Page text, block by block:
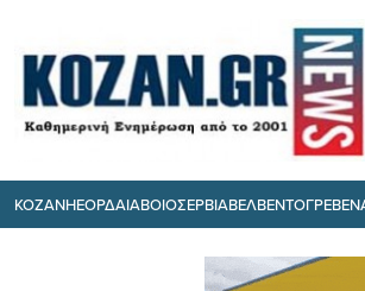
ΚΟΖΑΝΗΕΟΡΔΑΙΑΒΟΙΟΣΕΡΒΙΑΒΕΛΒΕΝΤΟ